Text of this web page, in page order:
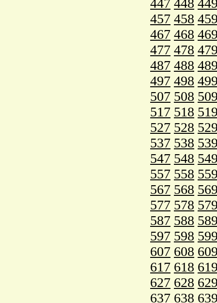
447 448
457 458
467 468
477 478
487 488
497 498
507 508
517 518
527 528
537 538
547 548
557 558
567 568
577 578
587 588
597 598
607 608
617 618
627 628
637 638